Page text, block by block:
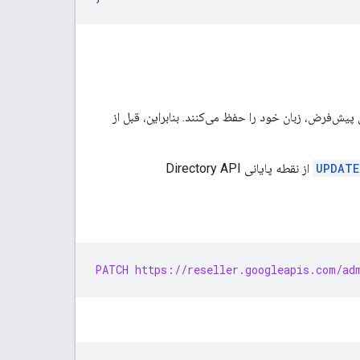
زبان خود را حفظ می‌کنند. بنابراین، قبل از
UPDATE از نقطه پایانی Directory API
PATCH https://reseller.googleapis.com/